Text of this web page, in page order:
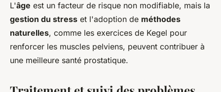
L'âge est un facteur de risque non modifiable, mais la
gestion du stress et l'adoption de méthodes
naturelles, comme les exercices de Kegel pour
renforcer les muscles pelviens, peuvent contribuer à
une meilleure santé prostatique.